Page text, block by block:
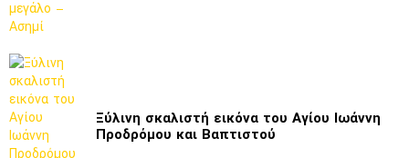
Ξύλινη σκαλιστή εικόνα του Αγίου Ιωάννη
Προδρόμου και Βαπτιστού